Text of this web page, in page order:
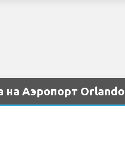
на Аэропорт Orlando